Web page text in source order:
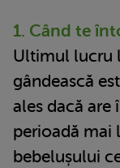
1. Când te
Ultimul lucru
gândească
ales dacă are
perioadă mai
bebelușului